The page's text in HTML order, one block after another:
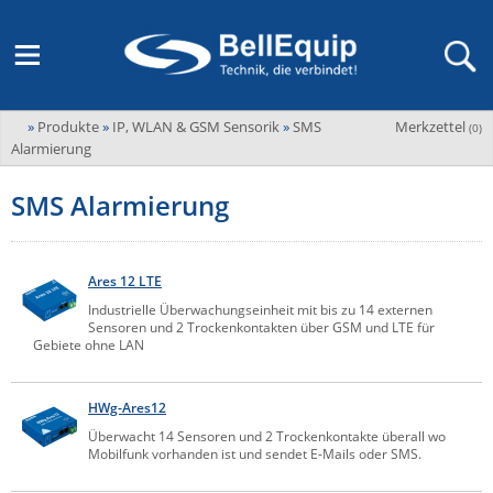
M2M Router, Antennen, VPN & SIM
SD-WAN & Bonding
Antennen
KVM & Audio/Video Signalverteilung
KVM
Kabel und Verkabelung
Audio/Video
Digital Signage
USV, Energieverteilung & -messung
IoT, Umgebungsmonitoring & Sensorik
Adder
ADEL system
Advantech
Advantech-Conel
AKCP / AKCess Pro
Amit
Aten
Bachmann
Black Box
Bondix
Übersicht
Wissen
Veranstaltungen
Bell-Up-to-Date Magazine
Aktueller Newsletter
LAGERABVERKAUF Stromverteilung und -messung
Unternehmen
Ansprechpersonen
Jobs & Karriere
News
Merkzettel (0)
» Produkte» IP, WLAN & GSM Sensorik»SMS
Alarmierung
SMS Alarmierung
Ares 12 LTE
Industrielle Überwachungseinheit mit bis zu 14 externen
Sensoren und 2 Trockenkontakten über GSM und LTE für
Gebiete ohne LAN
HWg-Ares12
Überwacht 14 Sensoren und 2 Trockenkontakte überall wo
Mobilfunk vorhanden ist und sendet E-Mails oder SMS.